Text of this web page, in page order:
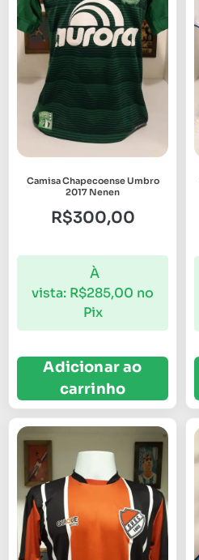
Camisa Chapecoense Umbro
2017 Nenen
R$300,00
À
vista: R$285,00 no
Pix
Adicionar ao
carrinho